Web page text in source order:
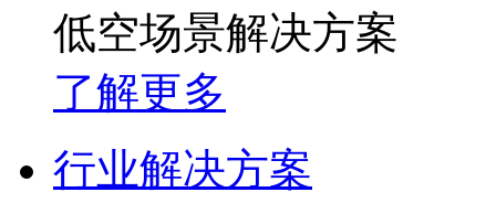
低空场景解决方案
了解更多
行业解决方案